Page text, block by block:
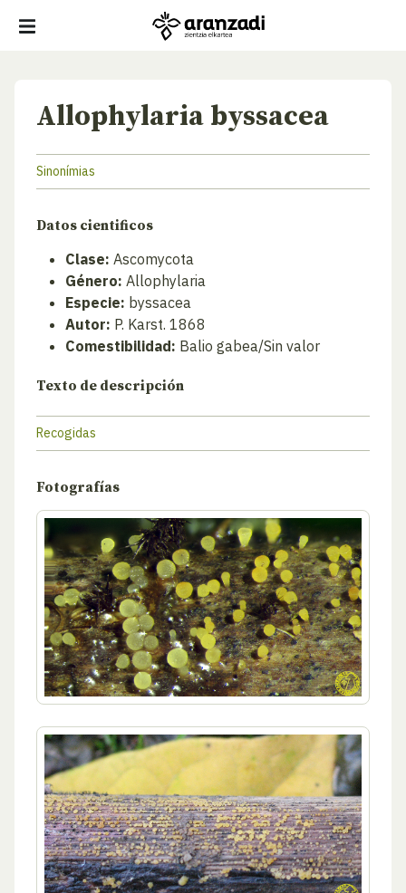
Allophylaria byssacea
Sinonímias
Datos cientificos
Clase: Ascomycota
Género: Allophylaria
Especie: byssacea
Autor: P. Karst. 1868
Comestibilidad: Balio gabea/Sin valor
Texto de descripción
Recogidas
Fotografías